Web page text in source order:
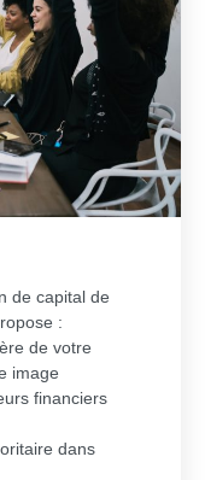
de capital de
:
de votre
image
financiers
dans